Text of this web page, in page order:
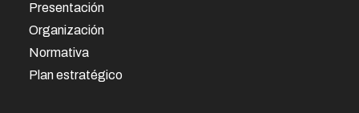
Presentación
Organización
Normativa
Plan estratégico